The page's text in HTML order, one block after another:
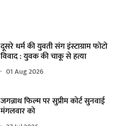
दूसरे धर्म की युवती संग इंस्टाग्राम फोटो
विवाद : युवक की चाकू से हत्या
01 Aug 2026
जगन्नाथ फिल्म पर सुप्रीम कोर्ट सुनवाई
मंगलवार को